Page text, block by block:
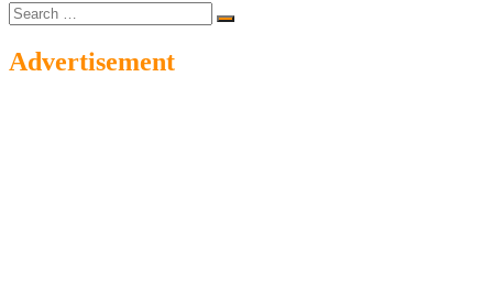
Search
…
Advertisement